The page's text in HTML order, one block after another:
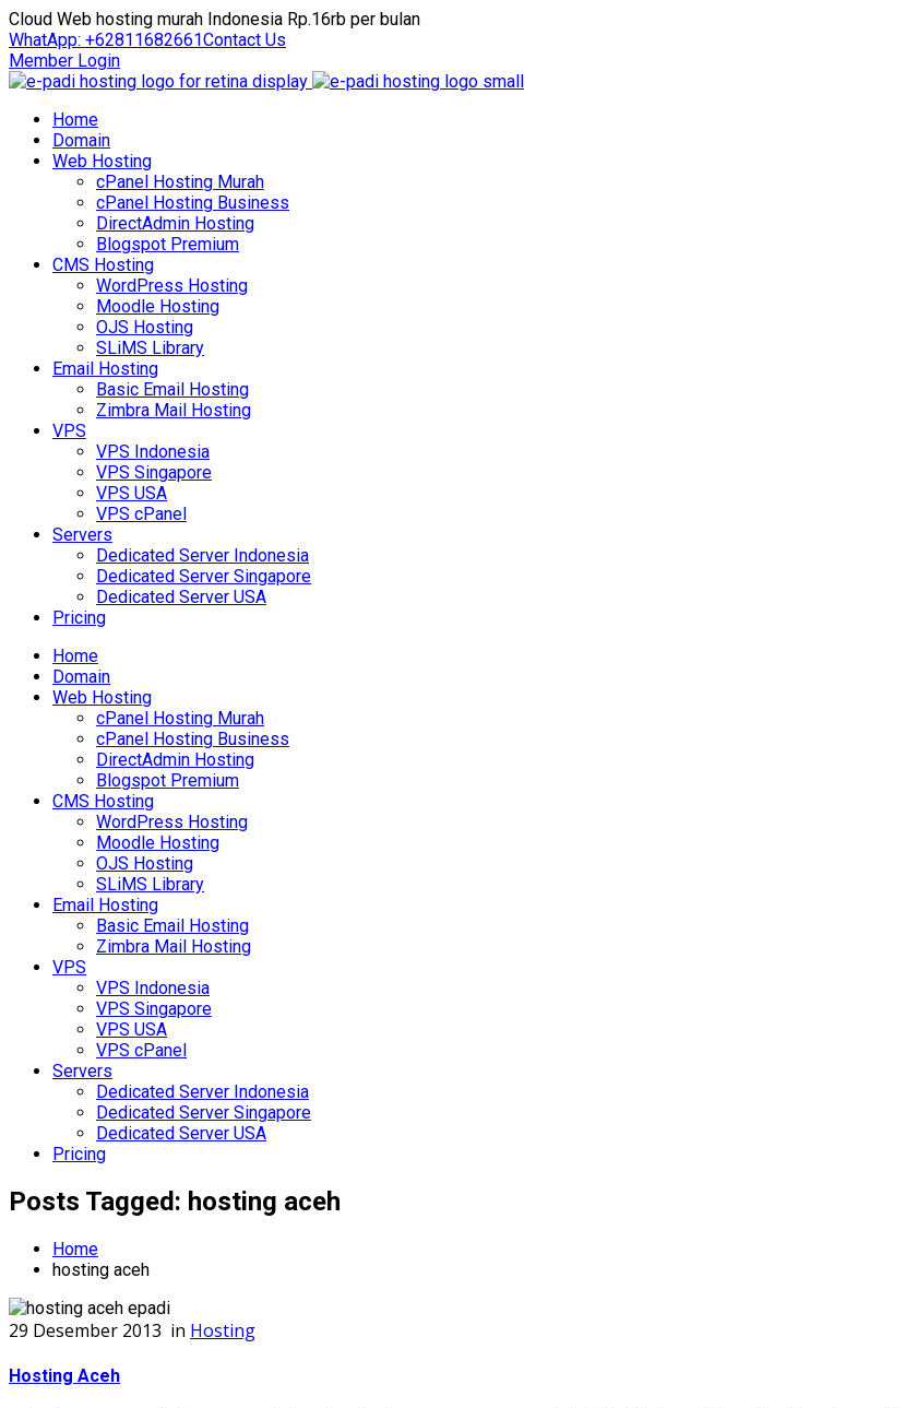
Cloud Web hosting murah Indonesia Rp.16rb per bulan
WhatApp: +62811682661Contact Us
Member Login
Home
Domain
Web Hosting
cPanel Hosting Murah
cPanel Hosting Business
DirectAdmin Hosting
Blogspot Premium
CMS Hosting
WordPress Hosting
Moodle Hosting
OJS Hosting
SLiMS Library
Email Hosting
Basic Email Hosting
Zimbra Mail Hosting
VPS
VPS Indonesia
VPS Singapore
VPS USA
VPS cPanel
Servers
Dedicated Server Indonesia
Dedicated Server Singapore
Dedicated Server USA
Pricing
Home
Domain
Web Hosting
cPanel Hosting Murah
cPanel Hosting Business
DirectAdmin Hosting
Blogspot Premium
CMS Hosting
WordPress Hosting
Moodle Hosting
OJS Hosting
SLiMS Library
Email Hosting
Basic Email Hosting
Zimbra Mail Hosting
VPS
VPS Indonesia
VPS Singapore
VPS USA
VPS cPanel
Servers
Dedicated Server Indonesia
Dedicated Server Singapore
Dedicated Server USA
Pricing
Posts Tagged: hosting aceh
Home
hosting aceh
29 Desember 2013 in Hosting
Hosting Aceh